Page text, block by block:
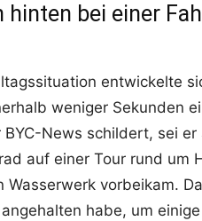
bei einer
entwickelte
weniger Sekunden
News schildert, sei er
auf einer Tour rund um
vorbeikam.
habe, um